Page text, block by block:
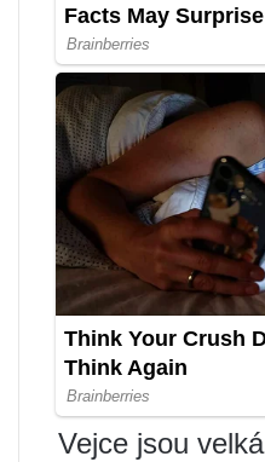
Vejce jsou velká